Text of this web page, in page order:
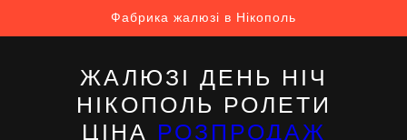
Фабрика жалюзі в Нікополь
ЖАЛЮЗІ ДЕНЬ НІЧ
НІКОПОЛЬ РОЛЕТИ
ЦІНА РОЗПРОДАЖ